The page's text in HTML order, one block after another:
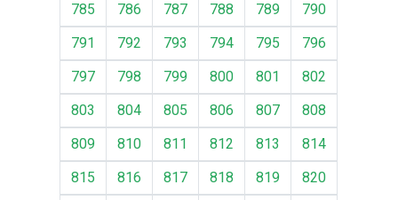
785
786 787 788 789
790
791
792 793 794 795
796
797
798 799 800 801
802
803
804 805 806 807
808
809
810 811 812 813
814
815
816 817 818 819 820